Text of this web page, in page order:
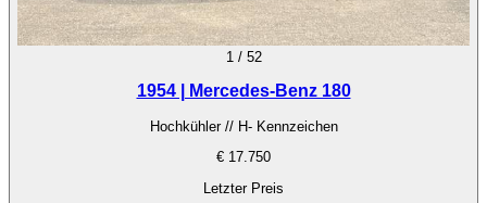
1 / 52
1954 | Mercedes-Benz 180
Hochkühler // H- Kennzeichen
€ 17.750
Letzter Preis